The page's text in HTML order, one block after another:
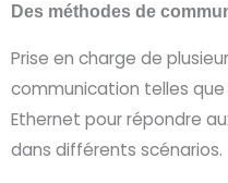
Des méthodes de
Prise en charge de
communication telles que
Ethernet pour répondre
dans différents scénarios.